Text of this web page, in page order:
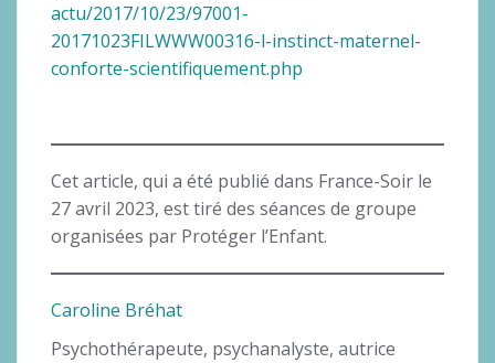
actu/2017/10/23/97001-
20171023FILWWW00316-l-instinct-maternel-
conforte-scientifiquement.php
Cet article, qui a été publié dans France-Soir le
27 avril 2023, est tiré des séances de groupe
organisées par Protéger l’Enfant.
Caroline Bréhat
Psychothérapeute, psychanalyste, autrice